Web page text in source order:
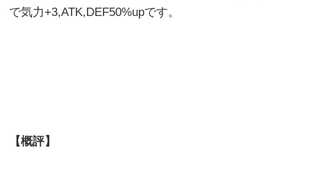
で気力+3,ATK,DEF50%upです。
【概評】